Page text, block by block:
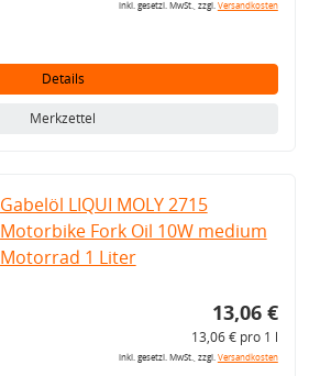
inkl. gesetzl. MwSt., zzgl.Versandkosten
Details
Merkzettel
Gabelöl LIQUI MOLY 2715
Motorbike Fork Oil 10W medium
Motorrad 1 Liter
13,06 €
13,06 € pro 1 l
inkl. gesetzl. MwSt., zzgl.Versandkosten